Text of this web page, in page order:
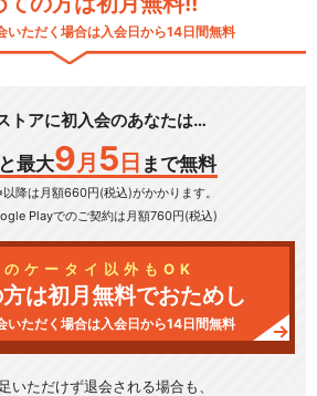
いただく場合は入会日から14日間無料
トアに初入会のあなたは…
最大9 月 5 日 まで無料
以降は月額660円(税込)がかかります。
Playでのご契約は月額760円(税込)
のケータイ以外もOK
は初月無料でおためし
いただく場合は入会日から14日間無料
いただけず退会される場合も、